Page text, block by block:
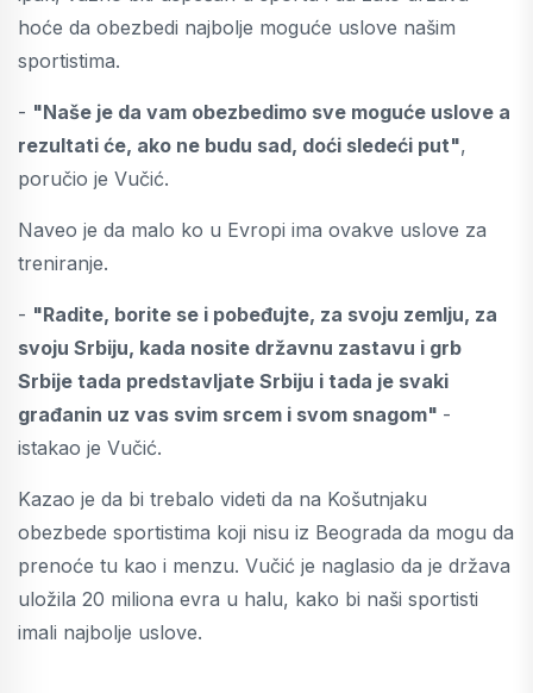
hoće da obezbedi najbolje moguće uslove našim
sportistima.
- "Naše je da vam obezbedimo sve moguće uslove a
rezultati će, ako ne budu sad, doći sledeći put",
poručio je Vučić.
Naveo je da malo ko u Evropi ima ovakve uslove za
treniranje.
- "Radite, borite se i pobeđujte, za svoju zemlju, za
svoju Srbiju, kada nosite državnu zastavu i grb
Srbije tada predstavljate Srbiju i tada je svaki
građanin uz vas svim srcem i svom snagom" -
istakao je Vučić.
Kazao je da bi trebalo videti da na Košutnjaku
obezbede sportistima koji nisu iz Beograda da mogu da
prenoće tu kao i menzu. Vučić je naglasio da je država
uložila 20 miliona evra u halu, kako bi naši sportisti
imali najbolje uslove.